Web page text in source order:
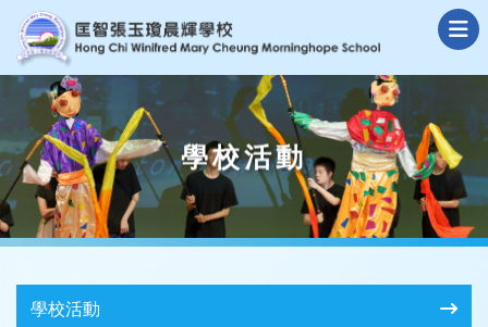
學校活動
學校活動